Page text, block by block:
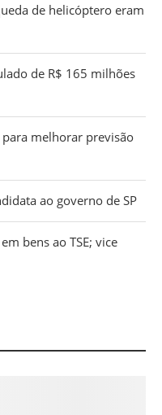
de helicóptero eram
de R$ 165 milhões
melhorar previsão
ao governo de SP
bens ao TSE; vice